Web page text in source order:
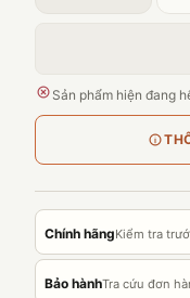
Sản phẩm hiện đang
Chính hãngKiểm tra
Bảo hànhTra cứu đơn